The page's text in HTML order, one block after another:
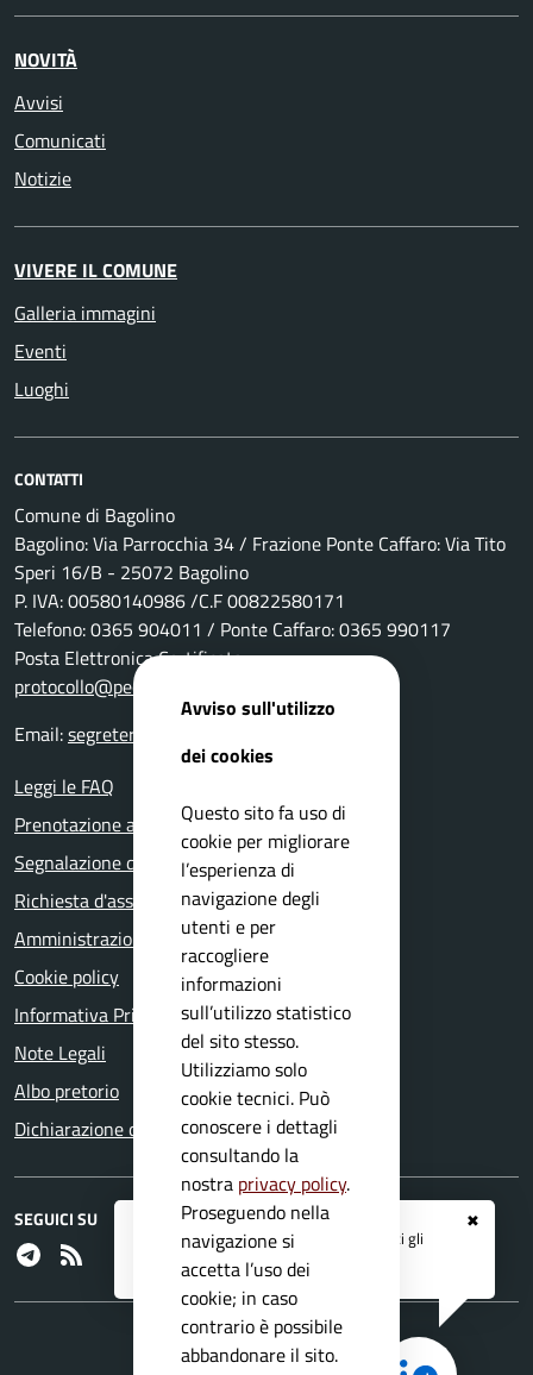
✖
Registrati ai serviziAPP IO
e ricevi tutti gli
aggiornamenti dall'Ente
NOVITÀ
Avvisi
Comunicati
Notizie
VIVERE IL COMUNE
Galleria immagini
Eventi
Luoghi
CONTATTI
Comune di Bagolino
Bagolino: Via Parrocchia 34 / Frazione Ponte Caffaro: Via Tito
Speri 16/B - 25072 Bagolino
P. IVA: 00580140986 /C.F 00822580171
Telefono: 0365 904011 / Ponte Caffaro: 0365 990117
Posta Elettronica Certificata:
protocollo@pec.comune.bagolino.bs.it
Email:segreteria@comune.bagolino.bs.it
Leggi le FAQ
Prenotazione appuntamento
Segnalazione disservizio
Richiesta d'assistenza
Amministrazione trasparente
Cookie policy
Informativa Privacy
Note Legali
Albo pretorio
Dichiarazione di accessibilità
SEGUICI SU
Telegram
Avviso sull'utilizzo
dei cookies
Questo sito fa uso di
cookie per migliorare
l’esperienza di
navigazione degli
utenti e per
raccogliere
informazioni
sull’utilizzo statistico
del sito stesso.
Utilizziamo solo
cookie tecnici. Può
conoscere i dettagli
consultando la
nostra privacy policy.
Proseguendo nella
navigazione si
accetta l’uso dei
cookie; in caso
contrario è possibile
abbandonare il sito.